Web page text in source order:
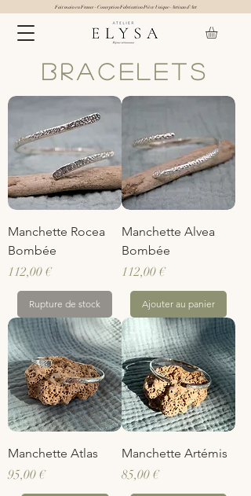
Fait main en France - Conception Fabrication Pièce Unique- Artisan d'Art
Bracelets
Manchette Rocea
Bombée
Prix
112,00 €
Rupture de stock
Manchette Alvea
Bombée
Prix
112,00 €
Ajouter au panier
Manchette Atlas
Prix
95,00 €
Manchette Artémis
Prix
85,00 €